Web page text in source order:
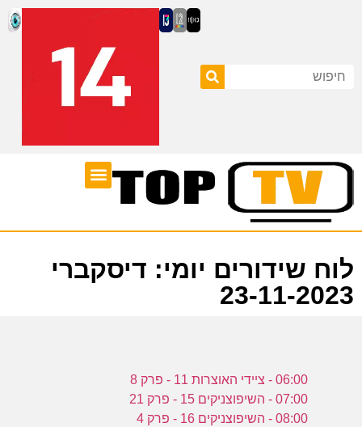
לוח שידורים יומי: דיסקברי
23-11-2023
06:00 - ציידי האוצרות 11 - פרק 8
07:00 - השיפוצניקים 15 - פרק 21
08:00 - השיפוצניקים 16 - פרק 4